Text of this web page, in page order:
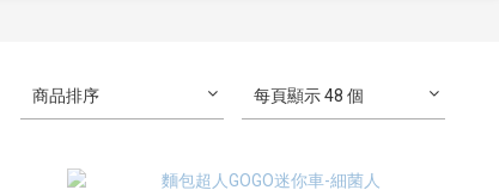
商品排序 每頁顯示 48 個